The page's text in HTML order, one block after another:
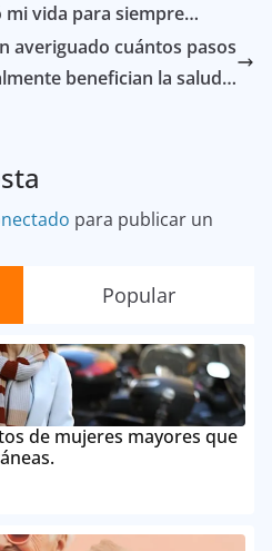
mi vida para siempre…
averiguado cuántos pasos
benefician la salud…
para publicar un
Popular
de mujeres mayores que